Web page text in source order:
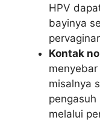
HPV
bayinya
Kontak
misalnya
melalui